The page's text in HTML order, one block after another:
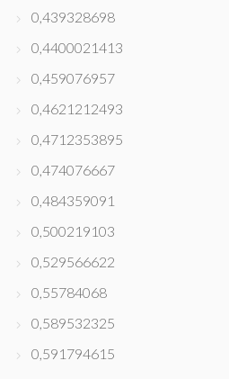
0,439328698
0,4400021413
0,459076957
0,4621212493
0,4712353895
0,474076667
0,484359091
0,500219103
0,529566622
0,55784068
0,589532325
0,591794615